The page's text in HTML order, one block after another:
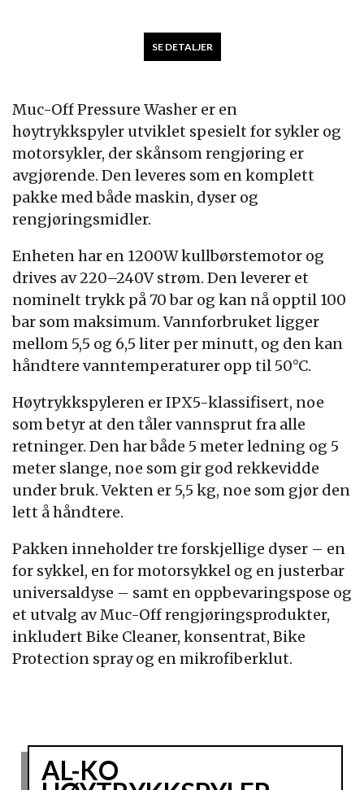
Muc-Off Pressure Washer er en
høytrykkspyler utviklet spesielt for sykler og
motorsykler, der skånsom rengjøring er
avgjørende. Den leveres som en komplett
pakke med både maskin, dyser og
rengjøringsmidler.
Enheten har en 1200W kullbørstemotor og
drives av 220–240V strøm. Den leverer et
nominelt trykk på 70 bar og kan nå opptil 100
bar som maksimum. Vannforbruket ligger
mellom 5,5 og 6,5 liter per minutt, og den kan
håndtere vanntemperaturer opp til 50°C.
Høytrykkspyleren er IPX5-klassifisert, noe
som betyr at den tåler vannsprut fra alle
retninger. Den har både 5 meter ledning og 5
meter slange, noe som gir god rekkevidde
under bruk. Vekten er 5,5 kg, noe som gjør den
lett å håndtere.
Pakken inneholder tre forskjellige dyser – en
for sykkel, en for motorsykkel og en justerbar
universaldyse – samt en oppbevaringspose og
et utvalg av Muc-Off rengjøringsprodukter,
inkludert Bike Cleaner, konsentrat, Bike
Protection spray og en mikrofiberklut.
SE DETALJER
AL-KO